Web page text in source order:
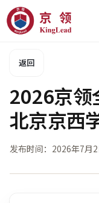
返回
2026京领
北京京西
发布时间： 2026年7月2